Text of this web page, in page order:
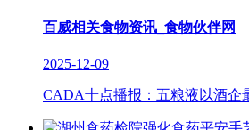
百威相关食物资讯_食物伙伴网
2025-12-09
CADA十点播报：五粮液以酒企